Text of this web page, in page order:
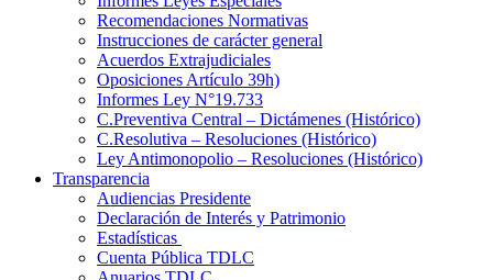
Recomendaciones Normativas
Instrucciones de carácter general
Acuerdos Extrajudiciales
Oposiciones Artículo 39h)
Informes Ley N°19.733
C.Preventiva Central – Dictámenes (Histórico)
C.Resolutiva – Resoluciones (Histórico)
Ley Antimonopolio – Resoluciones (Histórico)
Transparencia
Audiencias Presidente
Declaración de Interés y Patrimonio
Estadísticas
Cuenta Pública TDLC